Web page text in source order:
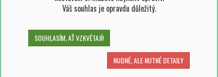
Váš souhlas je opravdu důležitý.
SOUHLASÍM, AŤ VZKVÉTAJÍ!
NUDNÉ, ALE NUTNÉ DETAILY